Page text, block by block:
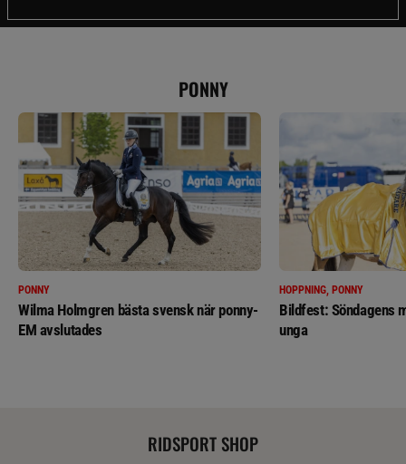
PONNY
PONNY
Wilma Holmgren bästa svensk när ponny-
EM avslutades
HOPPNING, PONNY
Bildfest: Söndagens
unga
RIDSPORT SHOP